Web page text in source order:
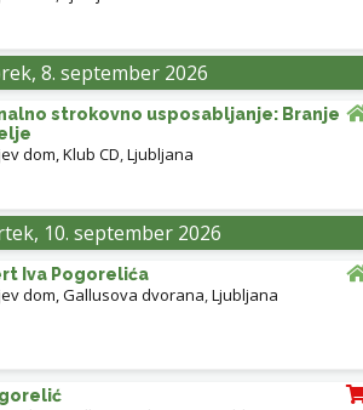
8. september 2026
strokovno usposabljanje: Branje
dom, Klub CD,Ljubljana
10. september 2026
Iva Pogorelića
dom, Gallusova dvorana,Ljubljana